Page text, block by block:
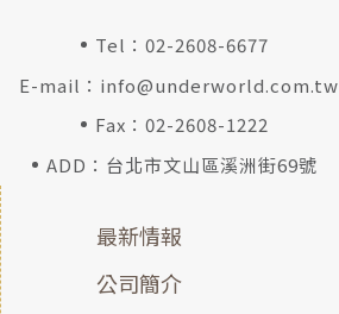
Tel：02-2608-6677
E-mail： info@underworld.com.tw
Fax：02-2608-1222
ADD：台北市文山區溪洲街69號
最新情報
公司簡介